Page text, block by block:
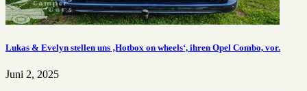
Lukas & Evelyn stellen uns ‚Hotbox on wheels‘, ihren Opel Combo, vor.
Juni 2, 2025